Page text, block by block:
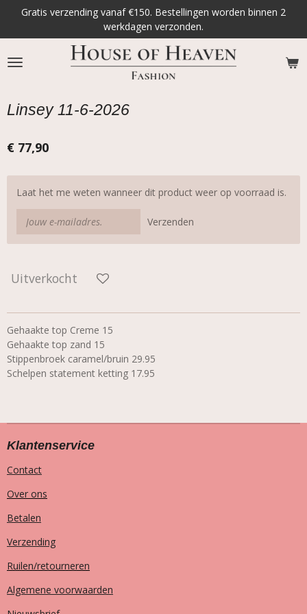
naar
de
hoofdinhoud
Gratis verzending vanaf €150. Bestellingen worden binnen 2
werkdagen verzonden.
Linsey 11-6-2026
€ 77,90
Laat het me weten wanneer dit product weer op voorraad is.
Verzenden
Uitverkocht
Gehaakte top Creme 15
Gehaakte top zand 15
Stippenbroek caramel/bruin 29.95
Schelpen statement ketting 17.95
Klantenservice
Contact
Over ons
Betalen
Verzending
Ruilen/retourneren
Algemene voorwaarden